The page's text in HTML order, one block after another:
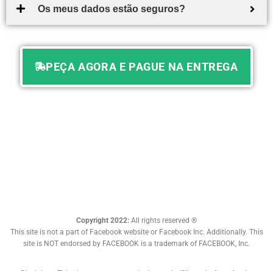
Os meus dados estão seguros?
PEÇA AGORA E PAGUE NA ENTREGA
Copyright 2022: All rights reserved ®
This site is not a part of Facebook website or Facebook Inc. Additionally. This
site is NOT endorsed by FACEBOOK is a trademark of FACEBOOK, Inc.